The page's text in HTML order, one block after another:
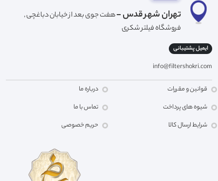
تهران شهر قدس -هفت جوی بعد از خیابان دباغچی ,
فروشگاه فیلتر شکری
ایمیل پشتیبانی
info@filtershokri.com
قوانین و مقررات
شیوه های پرداخت
شرایط ارسال کالا
درباره ما
تماس با ما
حریم خصوصی